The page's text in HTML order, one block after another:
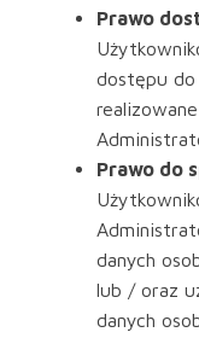
Prawo
dostępu do
Prawo do
danych
lub / oraz
danych